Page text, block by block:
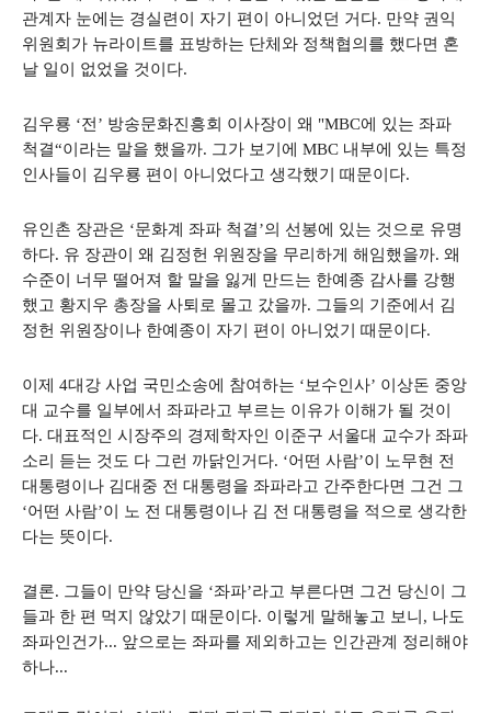
관계자 눈에는 경실련이 자기 편이 아니었던 거다. 만약 권익
위원회가 뉴라이트를 표방하는 단체와 정책협의를 했다면 혼
날 일이 없었을 것이다.
김우룡 ‘전’ 방송문화진흥회 이사장이 왜 "MBC에 있는 좌파
척결“이라는 말을 했을까. 그가 보기에 MBC 내부에 있는 특정
인사들이 김우룡 편이 아니었다고 생각했기 때문이다.
유인촌 장관은 ‘문화계 좌파 척결’의 선봉에 있는 것으로 유명
하다. 유 장관이 왜 김정헌 위원장을 무리하게 해임했을까. 왜
수준이 너무 떨어져 할 말을 잃게 만드는 한예종 감사를 강행
했고 황지우 총장을 사퇴로 몰고 갔을까. 그들의 기준에서 김
정헌 위원장이나 한예종이 자기 편이 아니었기 때문이다.
이제 4대강 사업 국민소송에 참여하는 ‘보수인사’ 이상돈 중앙
대 교수를 일부에서 좌파라고 부르는 이유가 이해가 될 것이
다. 대표적인 시장주의 경제학자인 이준구 서울대 교수가 좌파
소리 듣는 것도 다 그런 까닭인거다. ‘어떤 사람’이 노무현 전
대통령이나 김대중 전 대통령을 좌파라고 간주한다면 그건 그
‘어떤 사람’이 노 전 대통령이나 김 전 대통령을 적으로 생각한
다는 뜻이다.
결론. 그들이 만약 당신을 ‘좌파’라고 부른다면 그건 당신이 그
들과 한 편 먹지 않았기 때문이다. 이렇게 말해놓고 보니, 나도
좌파인건가... 앞으로는 좌파를 제외하고는 인간관계 정리해야
하나...